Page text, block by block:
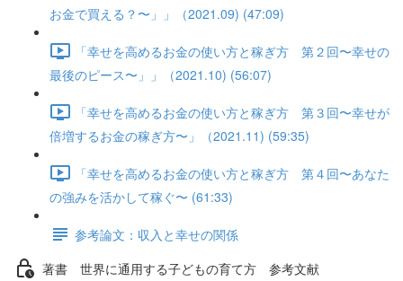
お金で買える？〜」」（2021.09) (47:09)
「幸せを高めるお金の使い方と稼ぎ方 第２回〜幸せの
最後のピース〜」」（2021.10) (56:07)
「幸せを高めるお金の使い方と稼ぎ方 第３回〜幸せが
倍増するお金の稼ぎ方〜」（2021.11) (59:35)
「幸せを高めるお金の使い方と稼ぎ方 第４回〜あなた
の強みを活かして稼ぐ〜 (61:33)
参考論文：収入と幸せの関係
著書 世界に通用する子どもの育て方 参考文献